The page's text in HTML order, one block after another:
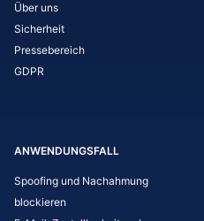
Über uns
Sicherheit
Pressebereich
GDPR
ANWENDUNGSFALL
Spoofing und Nachahmung
blockieren